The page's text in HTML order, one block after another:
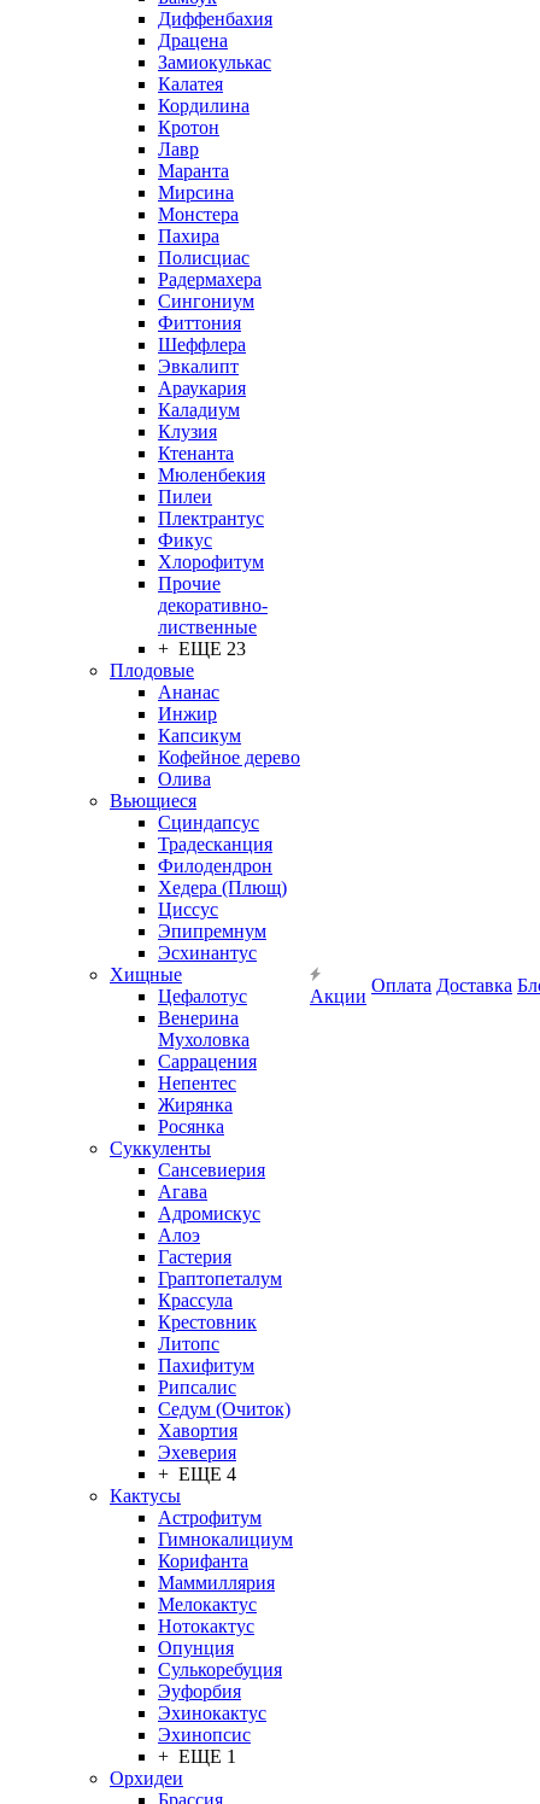
Диффенбахия
Драцена
Замиокулькас
Калатея
Кордилина
Кротон
Лавр
Маранта
Мирсина
Монстера
Пахира
Полисциас
Радермахера
Сингониум
Фиттония
Шеффлера
Эвкалипт
Араукария
Каладиум
Клузия
Ктенанта
Мюленбекия
Пилеи
Плектрантус
Фикус
Хлорофитум
Прочие
декоративно-
лиственные
+ ЕЩЕ 23
Плодовые
Ананас
Инжир
Капсикум
Кофейное дерево
Олива
Вьющиеся
Сциндапсус
Традесканция
Филодендрон
Хедера (Плющ)
Циссус
Эпипремнум
Эсхинантус
Хищные
Цефалотус
Венерина
Мухоловка
Саррацения
Непентес
Жирянка
Росянка
Суккуленты
Сансевиерия
Агава
Адромискус
Алоэ
Гастерия
Граптопеталум
Крассула
Крестовник
Литопс
Пахифитум
Рипсалис
Седум (Очиток)
Хавортия
Эхеверия
+ ЕЩЕ 4
Кактусы
Астрофитум
Гимнокалициум
Корифанта
Маммиллярия
Мелокактус
Нотокактус
Опунция
Сулькоребуция
Эуфорбия
Эхинокактус
Эхинопсис
+ ЕЩЕ 1
Орхидеи
Брассия
Акции
Оплата Доставка